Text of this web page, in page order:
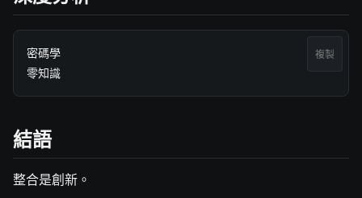
密碼學
零知識
複製
結語
整合是創新。